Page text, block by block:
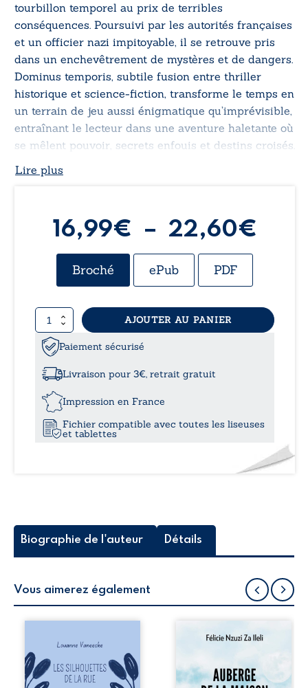
tourbillon temporel au prix de terribles
conséquences. Poursuivi par les autorités françaises
et un officier nazi impitoyable, il se retrouve pris
dans un enchevêtrement de mystères et de dangers.
Dominus temporis, subtile fusion entre thriller
historique et science-fiction, transforme le temps en
un terrain de jeu aussi énigmatique qu’imprévisible,
entraînant le lecteur dans une aventure haletante où
se mêlent pouvoir, secrets enfouis et destins croisés.
Lire plus
16,99€ – 22,60€
Broché ePub PDF
quantité
de
Dominus
temporis
AJOUTER AU PANIER
Paiement sécurisé
Livraison pour 3€, retrait gratuit
Impression en France
Fichier compatible avec toutes les liseuses
et tablettes
Biographie de l'auteur Détails
Vous aimerez également
la rue donne la
parole à six
personnages
ordinaires,
Auberge de la
récit-témoignage
consacré au